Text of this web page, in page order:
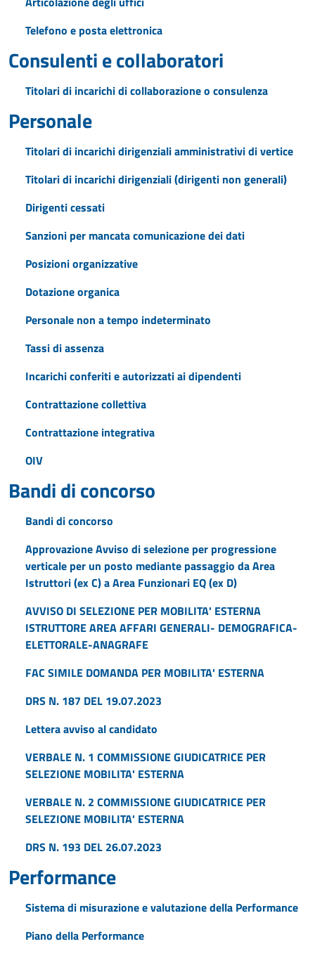
Telefono e posta elettronica
Consulenti e collaboratori
Titolari di incarichi di collaborazione o consulenza
Personale
Titolari di incarichi dirigenziali amministrativi di vertice
Titolari di incarichi dirigenziali (dirigenti non generali)
Dirigenti cessati
Sanzioni per mancata comunicazione dei dati
Posizioni organizzative
Dotazione organica
Personale non a tempo indeterminato
Tassi di assenza
Incarichi conferiti e autorizzati ai dipendenti
Contrattazione collettiva
Contrattazione integrativa
OIV
Bandi di concorso
Bandi di concorso
Approvazione Avviso di selezione per progressione
verticale per un posto mediante passaggio da Area
Istruttori (ex C) a Area Funzionari EQ (ex D)
AVVISO DI SELEZIONE PER MOBILITA' ESTERNA
ISTRUTTORE AREA AFFARI GENERALI- DEMOGRAFICA-
ELETTORALE-ANAGRAFE
FAC SIMILE DOMANDA PER MOBILITA' ESTERNA
DRS N. 187 DEL 19.07.2023
Lettera avviso al candidato
VERBALE N. 1 COMMISSIONE GIUDICATRICE PER
SELEZIONE MOBILITA' ESTERNA
VERBALE N. 2 COMMISSIONE GIUDICATRICE PER
SELEZIONE MOBILITA' ESTERNA
DRS N. 193 DEL 26.07.2023
Performance
Sistema di misurazione e valutazione della Performance
Piano della Performance